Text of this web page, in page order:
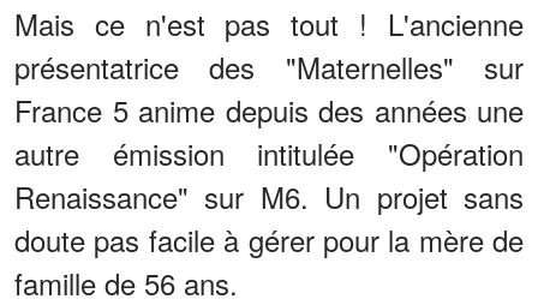
Mais ce n'est pas tout ! L'ancienne
présentatrice des "Maternelles" sur
France 5 anime depuis des années une
autre émission intitulée "Opération
Renaissance" sur M6. Un projet sans
doute pas facile à gérer pour la mère de
famille de 56 ans.